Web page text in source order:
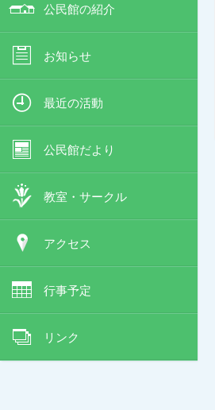
公民館の紹介
お知らせ
最近の活動
公民館だより
教室・サークル
アクセス
行事予定
リンク